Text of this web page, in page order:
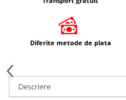
Echipament Dama
Camasi dama
Incaltaminte dama
Manusi dama
Diferite metode de plata
Descriere